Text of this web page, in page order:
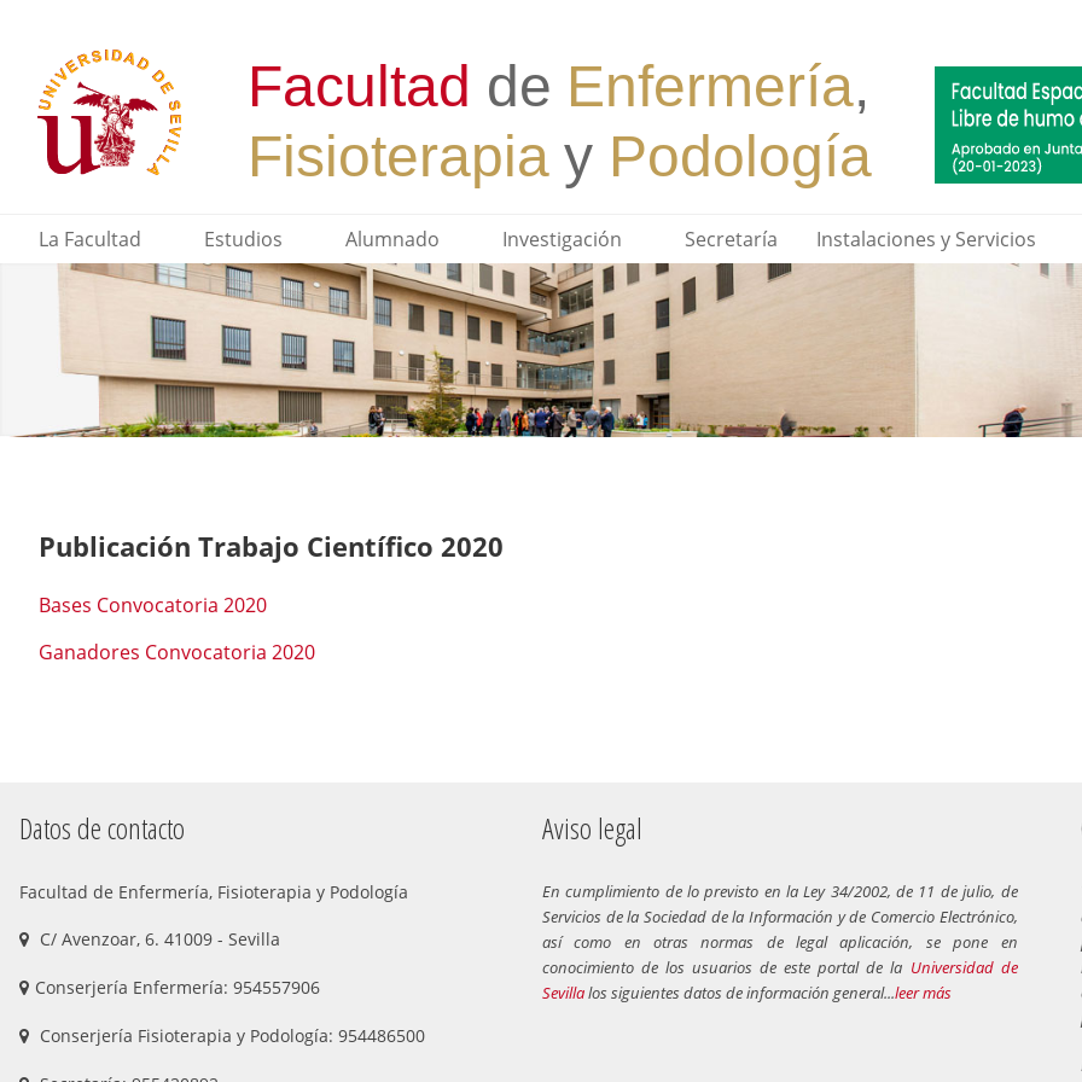
La Facultad Estudios Alumnado Investigación Secretaría Instalaciones y Servicios
Publicación Trabajo Científico 2020
Bases Convocatoria 2020
Ganadores Convocatoria 2020
Datos de contacto
Facultad de Enfermería, Fisioterapia y Podología
C/ Avenzoar, 6. 41009 - Sevilla
Conserjería Enfermería: 954557906
Conserjería Fisioterapia y Podología: 954486500
Aviso legal
En cumplimiento de lo previsto en la Ley 34/2002, de 11 de julio, de
Servicios de la Sociedad de la Información y de Comercio Electrónico,
así como en otras normas de legal aplicación, se pone en
conocimiento de los usuarios de este portal de la Universidad de
Sevillalos siguientes datos de información general...leer más